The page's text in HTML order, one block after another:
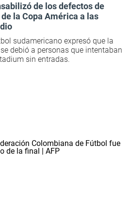
de los defectos de
la Copa América a las
sudamericano expresó que la
debió a personas que intentaban
sin entradas.